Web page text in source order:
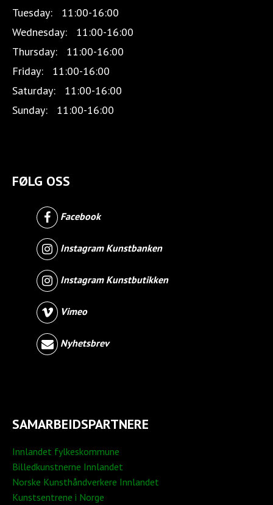
Tuesday:
11:00-16:00
Wednesday:
11:00-16:00
Thursday:
11:00-16:00
Friday:
11:00-16:00
Saturday:
11:00-16:00
Sunday:
11:00-16:00
FØLG OSS
Facebook
Instagram Kunstbanken
Instagram Kunstbutikken
Vimeo
Nyhetsbrev
SAMARBEIDSPARTNERE
Innlandet fylkeskommune
Billedkunstnerne Innlandet
Norske Kunsthåndverkere Innlandet
Kunstsentrene i Norge